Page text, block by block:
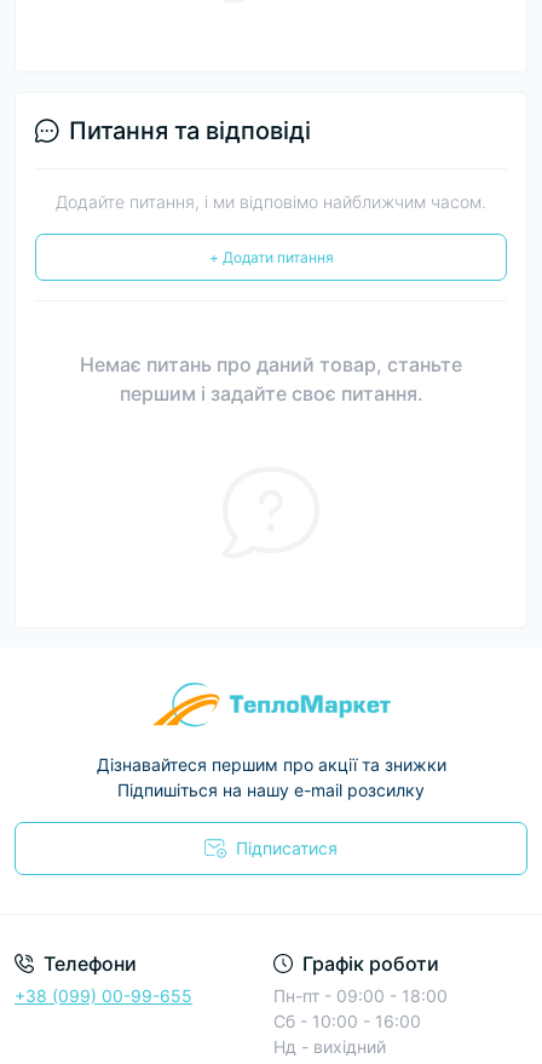
Питання та відповіді
Додайте питання, і ми відповімо найближчим часом.
+ Додати питання
Немає питань про даний товар, станьте
першим і задайте своє питання.
Дізнавайтеся першим про акції та знижки
Підпишіться на нашу e-mail розсилку
Підписатися
Телефони
+38 (099) 00-99-655
Графік роботи
Пн-пт - 09:00 - 18:00
Сб - 10:00 - 16:00
Нд - вихідний